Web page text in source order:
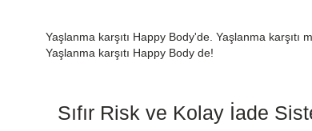
Yaşlanma karşıtı Happy Body'de. Yaşlanma karşıtı
Yaşlanma karşıtı Happy Body de!
Sıfır Risk ve Kolay İade